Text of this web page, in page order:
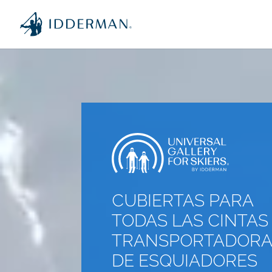
CUBIERTAS PARA
TODAS LAS CINTAS
DE ESQUIADORES